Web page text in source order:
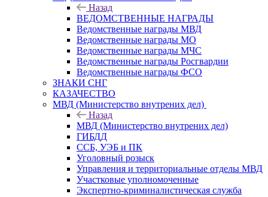
Назад
ВЕДОМСТВЕННЫЕ НАГРАДЫ
Ведомственные награды МВД
Ведомственные награды МО
Ведомственные награды МЧС
Ведомственные награды Росгвардии
Ведомственные награды ФСО
ЗНАКИ СНГ
КАЗАЧЕСТВО
МВД (Министерство внутрених дел)
Назад
МВД (Министерство внутрених дел)
ГИБДД
ССБ, УЭБ и ПК
Уголовный розыск
Управления и территориальные отделы МВД
Участковые уполномоченные
Экспертно-криминалистическая служба